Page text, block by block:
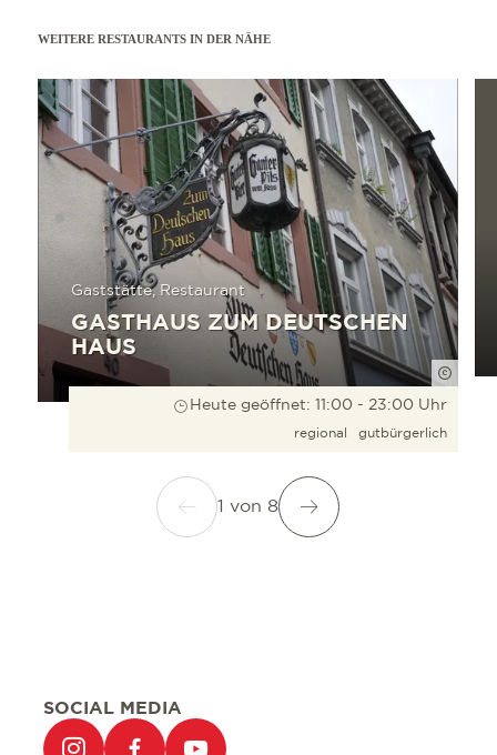
WEITERE RESTAURANTS IN DER NÄHE
Gaststätte, Restaurant
GASTHAUS ZUM DEUTSCHEN
HAUS
Heute geöffnet: 11:00 - 23:00 Uhr
regional gutbürgerlich
mehr erfahren
1 von 8
SOCIAL MEDIA